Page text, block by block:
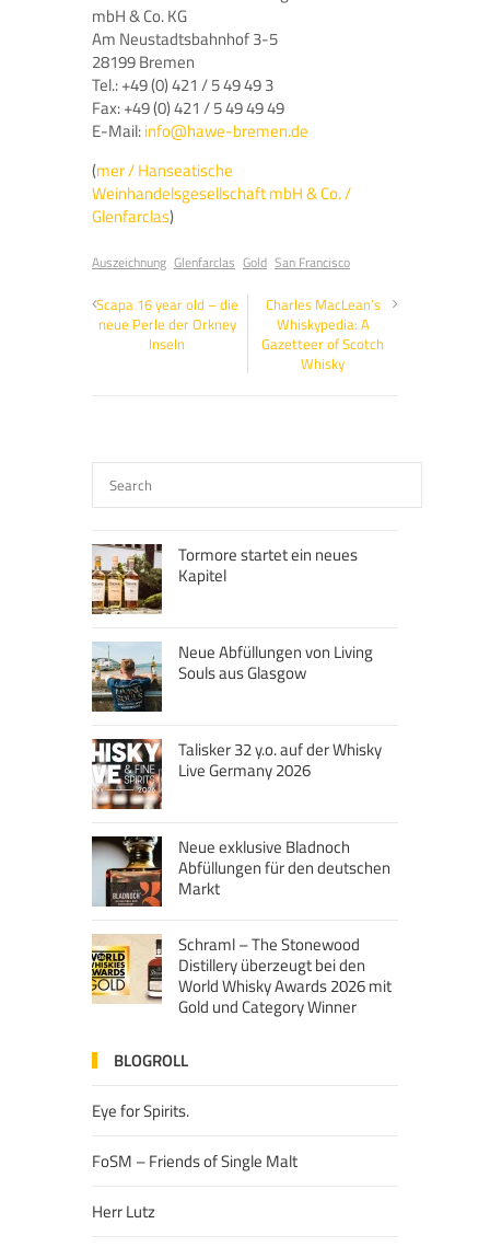
mbH & Co. KG
Am Neustadtsbahnhof 3-5
28199 Bremen
Tel.: +49 (0) 421 / 5 49 49 3
Fax: +49 (0) 421 / 5 49 49 49
E-Mail:info@hawe-bremen.de
(mer / Hanseatische
Weinhandelsgesellschaft mbH & Co. /
Glenfarclas)
Auszeichnung Glenfarclas Gold San Francisco
Scapa 16 year old – die
neue Perle der Orkney
Inseln
Charles MacLean’s
Whiskypedia: A
Gazetteer of Scotch
Whisky
Tormore startet ein neues
Kapitel
Neue Abfüllungen von Living
Souls aus Glasgow
Talisker 32 y.o. auf der Whisky
Live Germany 2026
Neue exklusive Bladnoch
Abfüllungen für den deutschen
Markt
Schraml – The Stonewood
Distillery überzeugt bei den
World Whisky Awards 2026 mit
Gold und Category Winner
BLOGROLL
Eye for Spirits.
FoSM – Friends of Single Malt
Herr Lutz